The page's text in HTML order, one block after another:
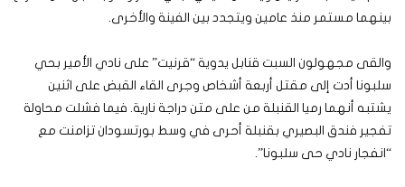
بينهما مستمر منذ عامين ويتجدد بين الفينة والأخرى.
والقى مجهولون السبت قنابل يدوية “قرنيت” على نادي الأمير بحي
سلبونا أدت إلى مقتل أربعة أشخاص وجرى القاء القبض على اثنين
يشتبه أنهما رميا القنبلة من على متن دراجة نارية. فيما فشلت محاولة
تفجير فندق البصيري بقنبلة أحرى في وسط بورتسودان تزامنت مع
“انفجار نادي حى سلبونا”.